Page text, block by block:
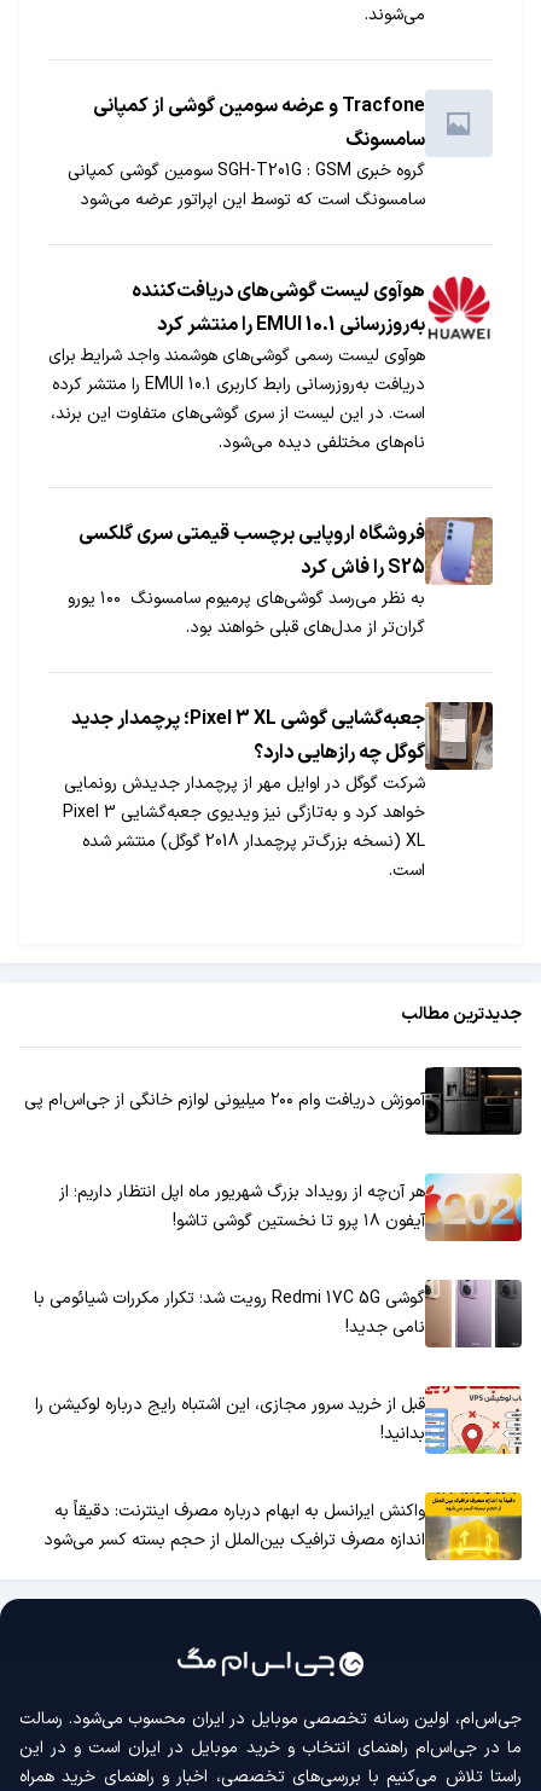
می‌شوند.
Tracfone و عرضه سومین گوشی از کمپانی
سامسونگ
گروه خبری GSM‏ : SGH-T201G سومین گوشی کمپانی
سامسونگ است که توسط این اپراتور عرضه می‌شود
هوآوی لیست گوشی‌های دریافت‌کننده
به‌روزرسانی EMUI 10.1 را منتشر کرد
هوآوی لیست رسمی گوشی‌های هوشمند واجد شرایط برای
دریافت به‌روزرسانی رابط کاربری EMUI 10.1 را منتشر کرده
است. در این لیست از سری گوشی‌های متفاوت این برند،
نام‌های مختلفی دیده می‌شود.
فروشگاه اروپایی برچسب قیمتی سری گلکسی
S25 را فاش کرد
به نظر می‌رسد گوشی‌های پرمیوم سامسونگ ۱۰۰ یورو
گران‌تر از مدل‌های قبلی خواهند بود.
جعبه‌گشایی گوشی Pixel 3 XL؛ پرچمدار جدید
گوگل چه رازهایی دارد؟
شرکت گوگل در اوایل مهر از پرچمدار جدیدش رونمایی
خواهد کرد و به‌تازگی نیز ویدیوی جعبه‌گشایی Pixel 3
XL (نسخه بزرگ‌تر پرچمدار 2018 گوگل) منتشر شده
است.
جدیدترین مطالب
آموزش دریافت وام ۲۰۰ میلیونی لوازم خانگی از جی‌اس‌ام پی
هر آن‌چه از رویداد بزرگ شهریور ماه اپل انتظار داریم؛ از
آیفون ۱۸ پرو تا نخستین گوشی تاشو!
گوشی Redmi 17C 5G رویت شد؛ تکرار مکررات شیائومی با
نامی جدید!
قبل از خرید سرور مجازی، این اشتباه رایج درباره لوکیشن را
بدانید!
واکنش ایرانسل به ابهام درباره مصرف اینترنت: دقیقاً به
اندازه مصرف ترافیک بین‌الملل از حجم بسته کسر می‌شود
جی‌اس‌ام، اولین رسانه‌ تخصصی موبایل در ایران محسوب می‌شود. رسالت
ما در جی‌اس‌ام راهنمای انتخاب و خرید موبایل در ایران است و در این
راستا تلاش می‌کنیم با بررسی‌های تخصصی، اخبار و راهنمای خرید همراه